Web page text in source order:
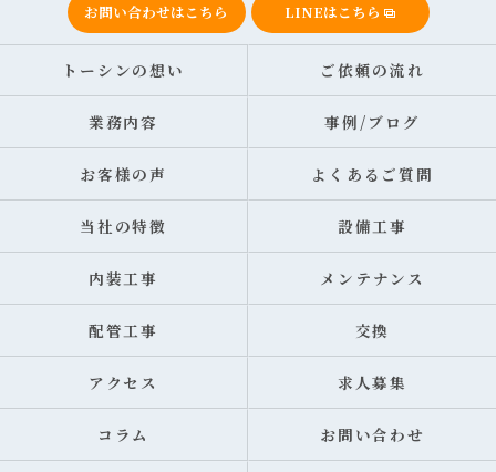
お問い合わせはこちら LINEはこちら
トーシンの想い ご依頼の流れ
業務内容 事例/ブログ
お客様の声 よくあるご質問
当社の特徴 設備工事
内装工事 メンテナンス
配管工事 交換
アクセス 求人募集
コラム お問い合わせ